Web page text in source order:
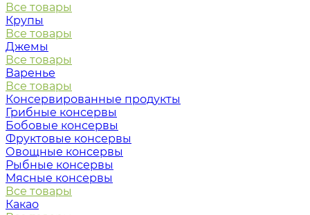
Все товары
Крупы
Все товары
Джемы
Все товары
Варенье
Все товары
Консервированные продукты
Грибные консервы
Бобовые консервы
Фруктовые консервы
Овощные консервы
Рыбные консервы
Мясные консервы
Все товары
Какао